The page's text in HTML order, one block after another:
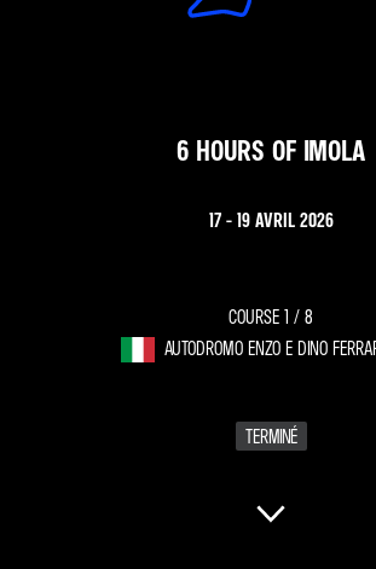
6 HOURS OF IMOLA
17 - 19 AVRIL 2026
COURSE 1 / 8
AUTODROMO ENZO E DINO
TERMINÉ